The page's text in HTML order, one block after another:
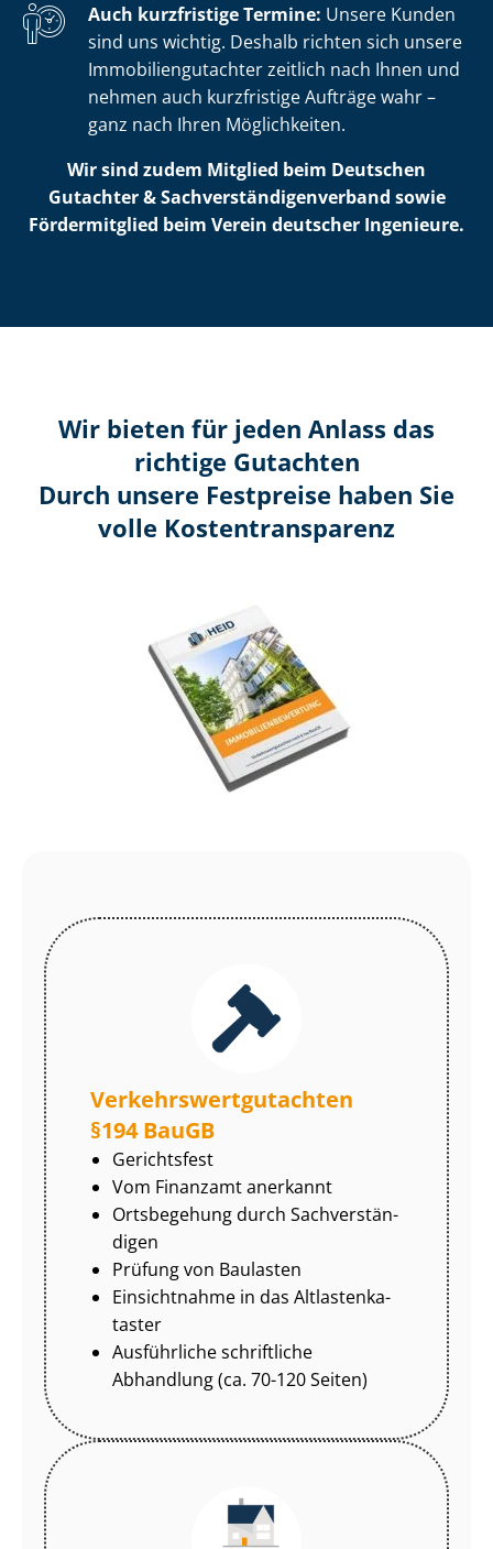
Auch kurzfristige Termine: Unsere Kunden
sind uns wichtig. Deshalb richten sich unsere
Im­mo­bi­li­en­gut­ach­ter zeitlich nach Ihnen und
nehmen auch kurzfristige Aufträge wahr –
ganz nach Ihren Möglichkeiten.
Wir sind zudem Mitglied beim Deutschen
Gutachter & Sach­ver­stän­di­gen­ver­band sowie
Fördermitglied beim Verein deutscher Ingenieure.
Wir bieten für jeden Anlass das
richtige Gutachten
Durch unsere Festpreise haben Sie
volle Kosten­transparenz
Ver­kehrs­wert­gut­ach­ten
§194 BauGB
Gerichtsfest
Vom Finanzamt anerkannt
Ortsbegehung durch Sach­ver­stän­
di­gen
Prüfung von Baulasten
Einsichtnahme in das Alt­las­ten­ka­
tas­ter
Ausführliche schriftliche
Abhandlung (ca. 70-120 Seiten)